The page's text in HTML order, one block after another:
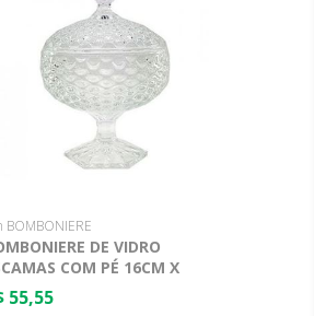
BOMBONIERE
DE VIDRO
COM PÉ 16CM X
55,55